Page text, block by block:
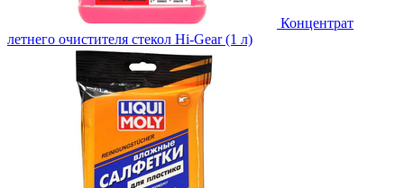
Концентрат
летнего очистителя стекол Hi-Gear (1 л)